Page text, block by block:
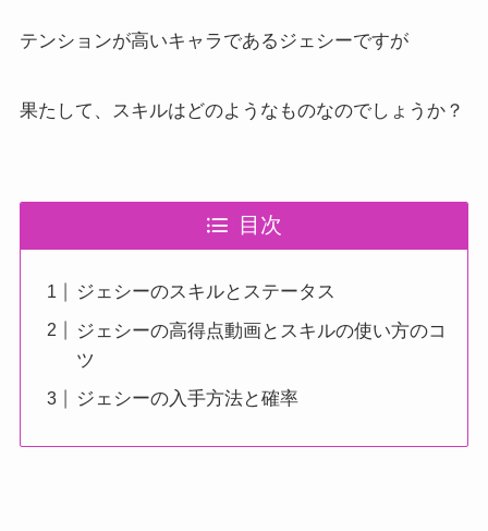
テンションが高いキャラであるジェシーですが
果たして、スキルはどのようなものなのでしょうか？
目次
ジェシーのスキルとステータス
ジェシーの高得点動画とスキルの使い方のコ
ツ
ジェシーの入手方法と確率